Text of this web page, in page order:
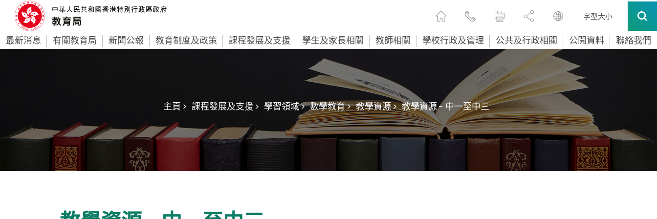
字型大小
最新消息 有關教育局 新聞公報 教育制度及政策 課程發展及支援 學生及家長相關 教師相關 學校行政及管理 公共及行政相關 公開資料 聯絡我們
主頁 > 課程發展及支援 > 學習領域 > 數學教育 > 教學資源 > 教學資源 - 中一至中三